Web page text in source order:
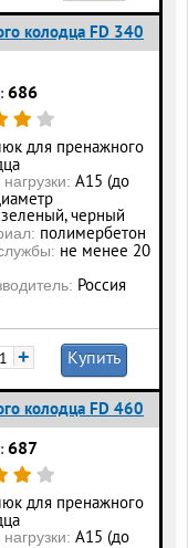
колодца FD 340
686
для пренажного
нагрузки: А15 (до
зеленый, черный
полимербетон
не менее 20
Россия
+ Купить
колодца FD 460
687
для пренажного
нагрузки: А15 (до